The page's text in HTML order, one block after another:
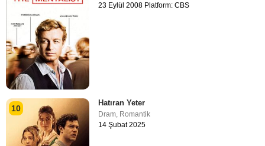
23 Eylül 2008 Platform: CBS
10
Hatıran Yeter
Dram, Romantik
14 Şubat 2025